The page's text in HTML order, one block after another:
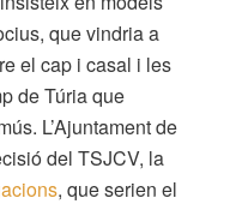
que vindria a
el cap i casal i les
de Túria que
L’Ajuntament de
del TSJCV, la
, que serien el